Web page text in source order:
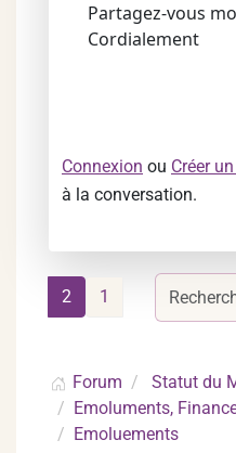
Partagez-vous
Cordialement
Connexion ou Créer
à la conversation.
1
2
Forum
Statut du
Emoluments,
Emoluements